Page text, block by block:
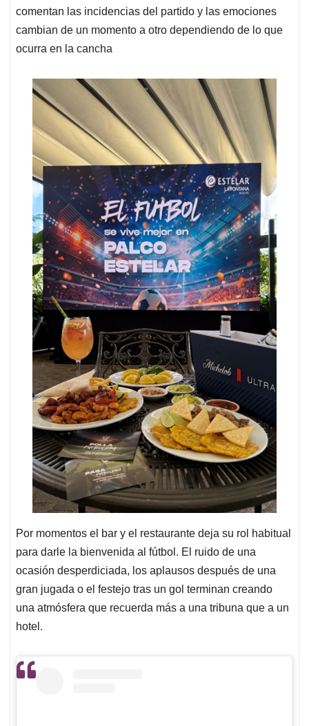
comentan las incidencias del partido y las emociones
cambian de un momento a otro dependiendo de lo que
ocurra en la cancha
Por momentos el bar y el restaurante deja su rol habitual
para darle la bienvenida al fútbol. El ruido de una
ocasión desperdiciada, los aplausos después de una
gran jugada o el festejo tras un gol terminan creando
una atmósfera que recuerda más a una tribuna que a un
hotel.